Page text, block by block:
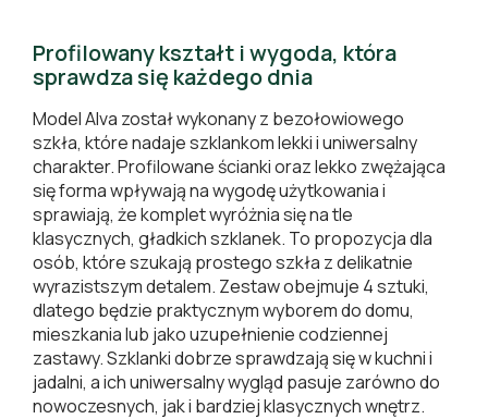
Profilowany kształt i wygoda, która
sprawdza się każdego dnia
Model Alva został wykonany z bezołowiowego
szkła, które nadaje szklankom lekki i uniwersalny
charakter. Profilowane ścianki oraz lekko zwężająca
się forma wpływają na wygodę użytkowania i
sprawiają, że komplet wyróżnia się na tle
klasycznych, gładkich szklanek. To propozycja dla
osób, które szukają prostego szkła z delikatnie
wyrazistszym detalem. Zestaw obejmuje 4 sztuki,
dlatego będzie praktycznym wyborem do domu,
mieszkania lub jako uzupełnienie codziennej
zastawy. Szklanki dobrze sprawdzają się w kuchni i
jadalni, a ich uniwersalny wygląd pasuje zarówno do
nowoczesnych, jak i bardziej klasycznych wnętrz.